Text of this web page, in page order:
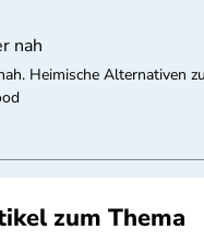
nah
Heimische Alternativen zu
zum Thema